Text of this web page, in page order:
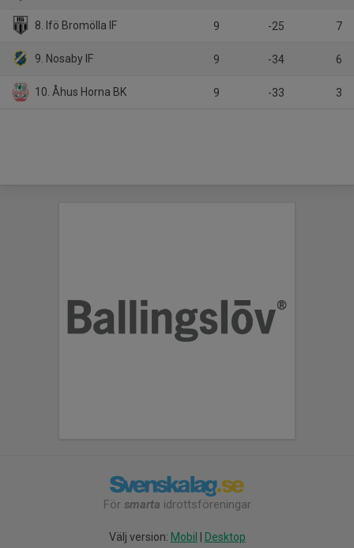
8. Ifö Bromölla IF 9 -25 7
9. Nosaby IF 9 -34 6
10. Åhus Horna BK 9 -33 3
För smarta idrottsföreningar
Välj version: Mobil Desktop